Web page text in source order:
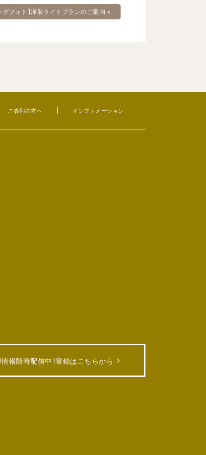
グフォト】洋装ライトプランのご案内 »
ご参列の方へ インフォメーション
報随時配信中！登録はこちらから